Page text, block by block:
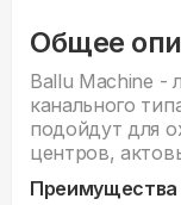
Общее
Ballu Machine -
канального
подойдут для
центров,
Преимущества